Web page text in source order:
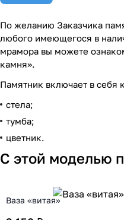
По желанию Заказчика
любого имеющегося в
мрамора вы можете
камня».
Памятник включает в себя
стела;
тумба;
цветник.
С этой моделью
Ваза «витая»